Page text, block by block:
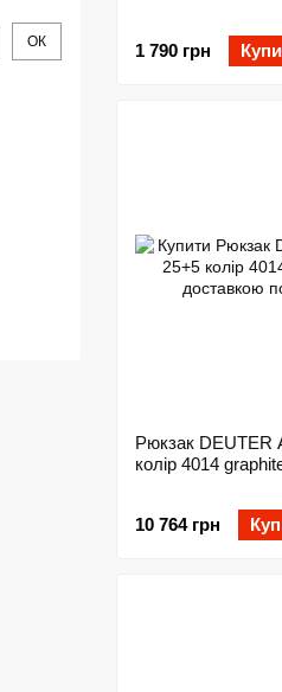
1 790 грн
Рюкзак DEUTER
колір 4014
10 764 грн
ОК